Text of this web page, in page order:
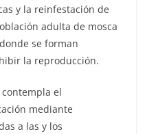
y la reinfestación de
adulta de mosca
se forman
la reproducción.
el
mediante
a las y los